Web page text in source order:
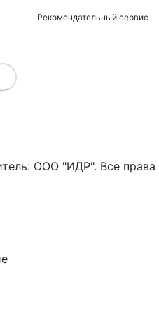
Рекомендательный сервис
More
ООО "ИДР". Все права